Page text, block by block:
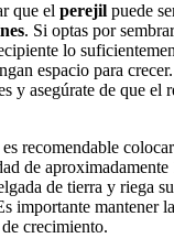
que el perejil puede
. Si optas por
lo
espacio para
y asegúrate de que el
es recomendable
de
de tierra y riega
importante mantener
crecimiento.